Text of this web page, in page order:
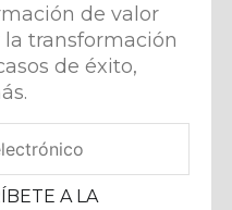
de valor
transformación
de éxito,
A LA